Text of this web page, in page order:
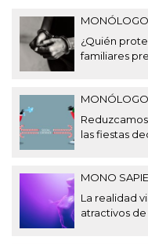
MONÓLOGO
¿Quién
familiares
MONÓLOGO
las fiestas
MONO
La realidad
atractivos de